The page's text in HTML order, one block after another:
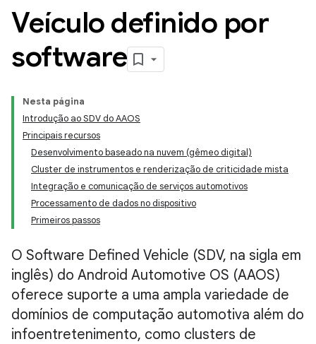
Veículo definido por
software
Nesta página
Introdução ao SDV do AAOS
Principais recursos
Desenvolvimento baseado na nuvem (gêmeo digital)
Cluster de instrumentos e renderização de criticidade mista
Integração e comunicação de serviços automotivos
Processamento de dados no dispositivo
Primeiros passos
O Software Defined Vehicle (SDV, na sigla em
inglês) do Android Automotive OS (AAOS)
oferece suporte a uma ampla variedade de
domínios de computação automotiva além do
infoentretenimento, como clusters de